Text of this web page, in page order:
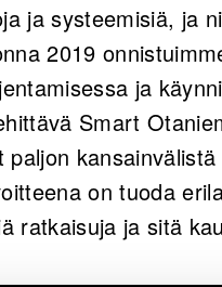
ja systeemisiä, ja
2019
ja
Smart
on tuoda
ratkaisuja ja sitä